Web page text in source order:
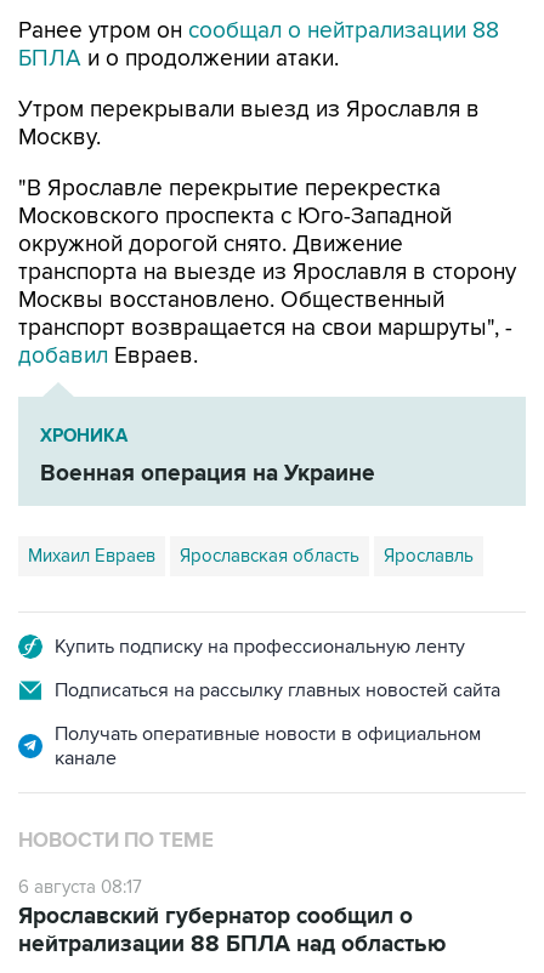
Ранее утром он сообщал о нейтрализации 88
БПЛА и о продолжении атаки.
Утром перекрывали выезд из Ярославля в
Москву.
"В Ярославле перекрытие перекрестка
Московского проспекта с Юго-Западной
окружной дорогой снято. Движение
транспорта на выезде из Ярославля в сторону
Москвы восстановлено. Общественный
транспорт возвращается на свои маршруты", -
добавил Евраев.
ХРОНИКА
Военная операция на Украине
Михаил Евраев Ярославская область Ярославль
Купить подписку на профессиональную ленту
Подписаться на рассылку главных новостей сайта
Получать оперативные новости в официальном
канале
НОВОСТИ ПО ТЕМЕ
6 августа 08:17
Ярославский губернатор сообщил о
нейтрализации 88 БПЛА над областью